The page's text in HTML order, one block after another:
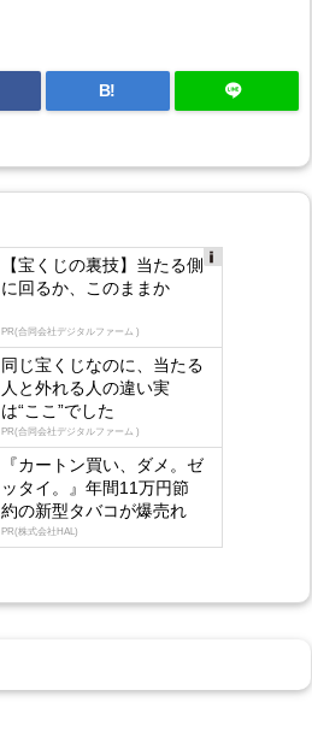
B!
gly
【宝くじの裏技】当たる側
に回るか、このままか
PR(合同会社デジタルファーム )
同じ宝くじなのに、当たる
人と外れる人の違い実
は“ここ”でした
PR(合同会社デジタルファーム )
『カートン買い、ダメ。ゼ
ッタイ。』年間11万円節
約の新型タバコが爆売れ
PR(株式会社HAL)